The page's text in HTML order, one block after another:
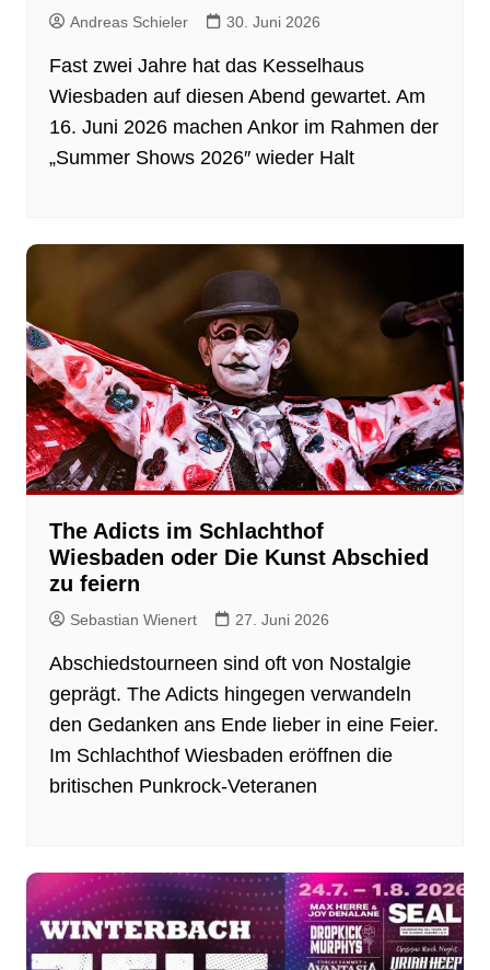
Andreas Schieler 30. Juni 2026
Fast zwei Jahre hat das Kesselhaus
Wiesbaden auf diesen Abend gewartet. Am
16. Juni 2026 machen Ankor im Rahmen der
„Summer Shows 2026″ wieder Halt
The Adicts im Schlachthof
Wiesbaden oder Die Kunst Abschied
zu feiern
Sebastian Wienert 27. Juni 2026
Abschiedstourneen sind oft von Nostalgie
geprägt. The Adicts hingegen verwandeln
den Gedanken ans Ende lieber in eine Feier.
Im Schlachthof Wiesbaden eröffnen die
britischen Punkrock-Veteranen